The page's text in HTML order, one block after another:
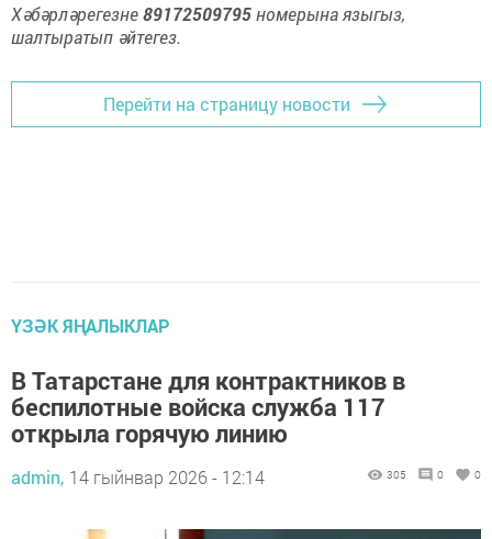
Хәбәрләрегезне89172509795номерына языгыз,
шалтыратып әйтегез.
Перейти на страницу новости
ҮЗӘК ЯҢАЛЫКЛАР
В Татарстане для контрактников в
беспилотные войска служба 117
открыла горячую линию
admin, 14 гыйнвар 2026 - 12:14 305 0 0